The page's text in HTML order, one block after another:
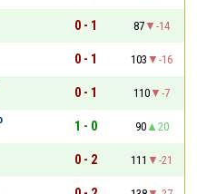
0 - 1 87
-14
0 - 1 103
-16
0 - 1 110
-7
1 - 0 90
20
0 - 2 111
-21